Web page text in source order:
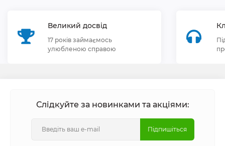
Великий досвід
17 років займаємось
улюбленою справою
Слідкуйте за новинками та акціями:
Підпишіться